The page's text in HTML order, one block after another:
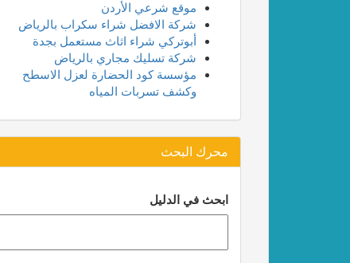
موقع شرعي الأردن
شركة الافضل شراء سكراب بالرياض
أبوتركي شراء اثاث مستعمل بجدة
شركة تسليك مجاري بالرياض
مؤسسة كود الحضارة لعزل الاسطح
وكشف تسربات المياه
محرك البحث
ابحث في الدليل